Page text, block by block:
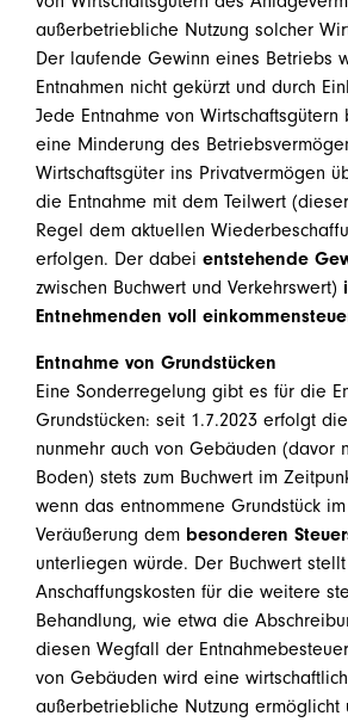
außerbetriebliche Nutzung solcher
Der laufende Gewinn eines Betriebs
Entnahmen nicht gekürzt und durch
Jede Entnahme von
eine Minderung des
Wirtschaftsgüter ins Privatvermögen
die Entnahme mit dem Teilwert
Regel dem aktuellen
erfolgen. Der dabei entstehende
zwischen Buchwert und Verkehrswert)
Entnehmenden voll
Entnahme von Grundstücken
Eine Sonderregelung gibt es für die
Grundstücken: seit 1.7.2023 erfolgt
nunmehr auch von Gebäuden (davor
Boden) stets zum Buchwert im
wenn das entnommene Grundstück
Veräußerung dem besonderen
unterliegen würde. Der Buchwert
Anschaffungskosten für die weitere
Behandlung, wie etwa die
diesen Wegfall der
von Gebäuden wird eine
außerbetriebliche Nutzung ermöglicht